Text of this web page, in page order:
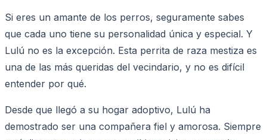
Si eres un amante de los perros, seguramente sabes
que cada uno tiene su personalidad única y especial. Y
Lulú no es la excepción. Esta perrita de raza mestiza es
una de las más queridas del vecindario, y no es difícil
entender por qué.
Desde que llegó a su hogar adoptivo, Lulú ha
demostrado ser una compañera fiel y amorosa. Siempre